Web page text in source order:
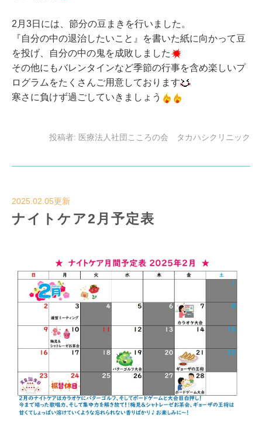
2月3日には、節分の豆まきを行いました。
『自分の中の退治したいこと』を書いた紙に向かって豆
を投げ、自分の中の鬼を成敗しました
その他にもバレンタインなど季節の行事を含め楽しいプ
ログラムをたくさんご用意しております
寒さに負けず過ごしていきましょう
投稿者: 医療法人社団こころの会 タカハシクリニック
2025.02.05更新
ナイトケア2月予定表